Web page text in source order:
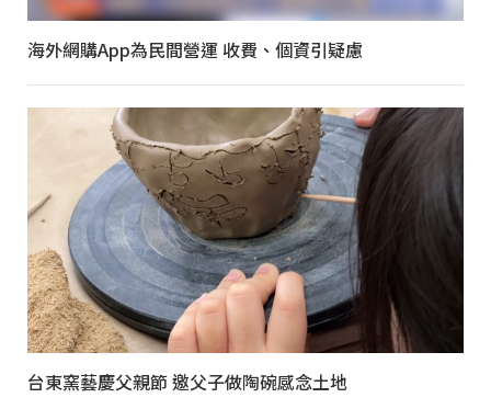
海外網購App為民間營運 收費、個資引疑慮
台東窯藝慶父親節 邀父子做陶碗感念土地